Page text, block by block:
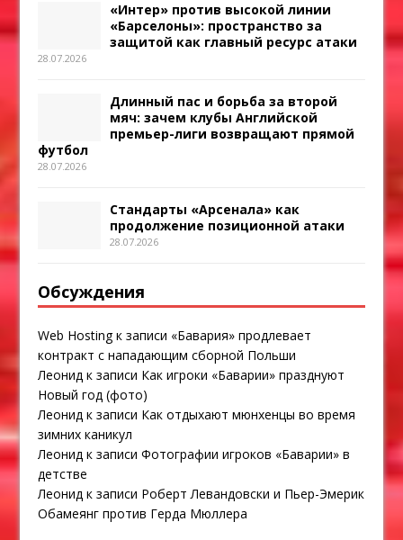
«Интер» против высокой линии
«Барселоны»: пространство за
защитой как главный ресурс атаки
28.07.2026
Длинный пас и борьба за второй
мяч: зачем клубы Английской
премьер-лиги возвращают прямой
футбол
28.07.2026
Стандарты «Арсенала» как
продолжение позиционной атаки
28.07.2026
Обсуждения
Web Hostingк записи «Бавария» продлевает
контракт с нападающим сборной Польши
Леонид к записи Как игроки «Баварии» празднуют
Новый год (фото)
Леонид к записи Как отдыхают мюнхенцы во время
зимних каникул
Леонид к записиФотографии игроков «Баварии» в
детстве
Леонид к записи Роберт Левандовски и Пьер-Эмерик
Обамеянг против Герда Мюллера